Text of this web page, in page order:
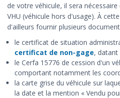
de votre véhicule, il sera
VHU (véhicule hors d'usage). À
d'ailleurs fournir plusieurs
le certificat de situation
certificat de non-gage, datant
le Cerfa 15776 de cession d'un
comportant notamment les
la carte grise du véhicule sur
la date et la mention « Vendu